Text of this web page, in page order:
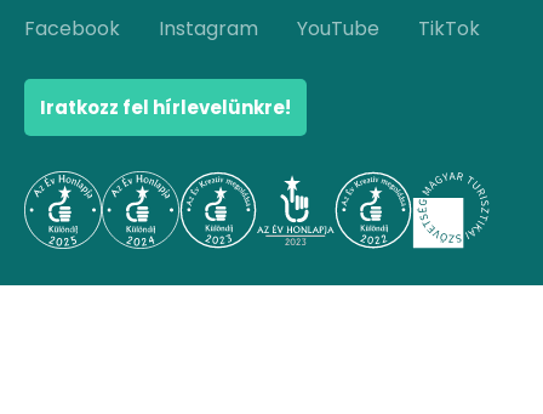
Facebook Instagram YouTube TikTok
Iratkozz fel hírlevelünkre!